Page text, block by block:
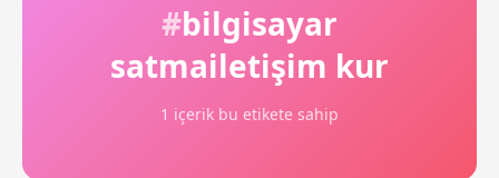
bilgisayar
satmailetişim kur
1 içerik bu etikete sahip